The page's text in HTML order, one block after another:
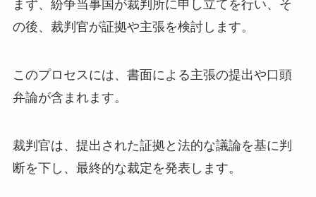
まず、紛争当事国が裁判所に申し立てを行い、そ
の後、裁判官が証拠や主張を検討します。
このプロセスには、書面による主張の提出や口頭
弁論が含まれます。
裁判官は、提出された証拠と法的な議論を基に判
断を下し、最終的な裁定を発表します。